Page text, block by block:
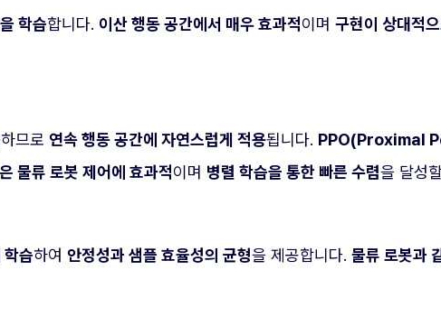
학습합니다. 이산 행동 공간에서 매우 효과적이며 구현이 상대적
하므로 연속 행동 공간에 자연스럽게 적용됩니다. PPO(Proximal
물류 로봇 제어에 효과적이며 병렬 학습을 통한 빠른 수렴을 달성
습하여 안정성과 샘플 효율성의 균형을 제공합니다. 물류 로봇과